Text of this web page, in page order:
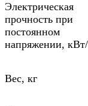
Электрическая
прочность при
постоянном
напряжении,
Вес, кг